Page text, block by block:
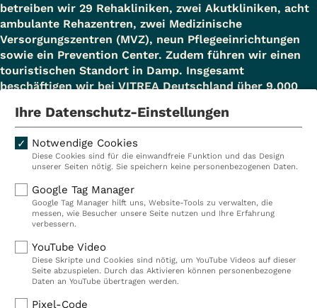
betreiben wir 29 Rehakliniken, zwei Akutkliniken, acht
ambulante Rehazentren, zwei Medizinische
Versorgungszentren (MVZ), neun Pflegeeinrichtungen
sowie ein Prevention Center. Zudem führen wir einen
touristischen Standort in Damp. Insgesamt
beschäftigen wir bei VITREA Deutschland über 9.000
Kliniken
Ambulant
Reha
Prävention
Karriere
VITREA Deutschland
IMPRESSUM
Ihre Datenschutz-Einstellungen
Notwendige Cookies
Diese Cookies sind für die einwandfreie Funktion und das Design
unserer Seiten nötig. Sie speichern keine personenbezogenen Daten.
Google Tag Manager
Google Tag Manager hilft uns, Website-Tools zu verwalten, die
messen, wie Besucher unsere Seite nutzen und Ihre Erfahrung
verbessern.
YouTube Video
Diese Skripte und Cookies sind nötig, um YouTube Videos auf dieser
Seite abzuspielen. Durch das Aktivieren können personenbezogene
Daten an YouTube übertragen werden.
Pixel-Code